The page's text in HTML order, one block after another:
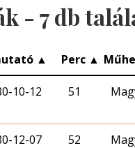
- 7db
▲ Perc ▲
10-12 51
12-07 52